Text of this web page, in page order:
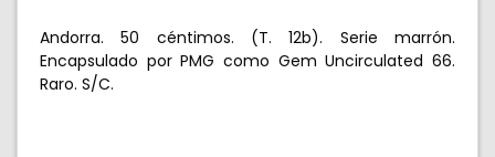
Andorra. 50 céntimos. (T. 12b). Serie marrón.
Encapsulado por PMG como Gem Uncirculated 66.
Raro. S/C.